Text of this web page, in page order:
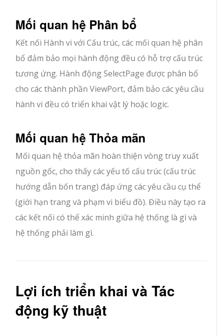
Mối quan hệ Phân bổ
Kết nối Hành vi với Cấu trúc, các mối quan hệ phân
bổ đảm bảo mọi hành động đều có hỗ trợ cấu trúc
tương ứng. Hành động SelectPage được phân bổ
cho các thành phần ViewPort, đảm bảo các yêu cầu
hành vi đều có triển khai vật lý hoặc logic.
Mối quan hệ Thỏa mãn
Mối quan hệ thỏa mãn hoàn thiện vòng truy xuất
nguồn gốc, cho thấy các yếu tố cấu trúc (cấu trúc
hướng dẫn bốn trang) đáp ứng các yêu cầu cụ thể
(giới hạn trang và phạm vi biểu đồ). Điều này tạo ra
các kết nối có thể xác minh giữa hệ thống là gì và
hệ thống phải làm gì.
Lợi ích triển khai và Tác
động kỹ thuật